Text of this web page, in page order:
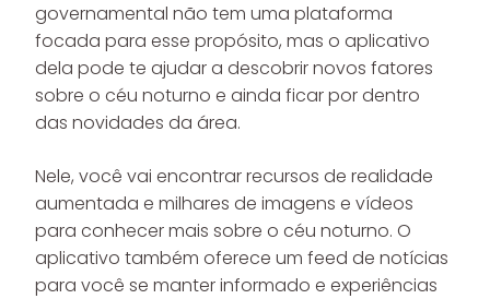
governamental não tem uma plataforma
focada para esse propósito, mas o aplicativo
dela pode te ajudar a descobrir novos fatores
sobre o céu noturno e ainda ficar por dentro
das novidades da área.
Nele, você vai encontrar recursos de realidade
aumentada e milhares de imagens e vídeos
para conhecer mais sobre o céu noturno. O
aplicativo também oferece um feed de notícias
para você se manter informado e experiências